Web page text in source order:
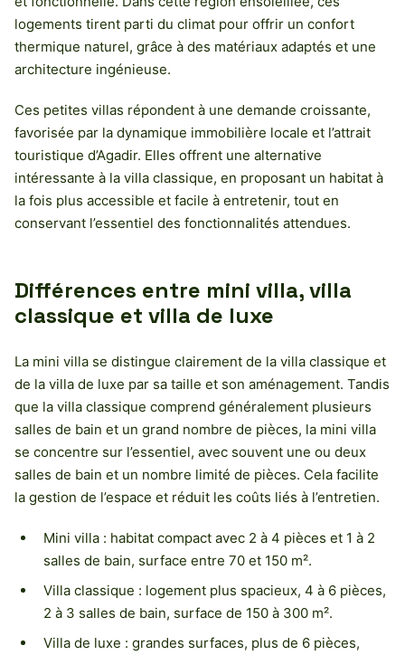
logements tirent parti du climat pour offrir un confort
thermique naturel, grâce à des matériaux adaptés et une
architecture ingénieuse.
Ces petites villas répondent à une demande croissante,
favorisée par la dynamique immobilière locale et l’attrait
touristique d’Agadir. Elles offrent une alternative
intéressante à la villa classique, en proposant un habitat à
la fois plus accessible et facile à entretenir, tout en
conservant l’essentiel des fonctionnalités attendues.
Différences entre mini villa, villa
classique et villa de luxe
La mini villa se distingue clairement de la villa classique et
de la villa de luxe par sa taille et son aménagement. Tandis
que la villa classique comprend généralement plusieurs
salles de bain et un grand nombre de pièces, la mini villa
se concentre sur l’essentiel, avec souvent une ou deux
salles de bain et un nombre limité de pièces. Cela facilite
la gestion de l’espace et réduit les coûts liés à l’entretien.
Mini villa : habitat compact avec 2 à 4 pièces et 1 à 2
salles de bain, surface entre 70 et 150 m².
Villa classique : logement plus spacieux, 4 à 6 pièces,
2 à 3 salles de bain, surface de 150 à 300 m².
Villa de luxe : grandes surfaces, plus de 6 pièces,